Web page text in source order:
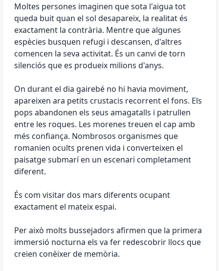
Moltes persones imaginen que sota l'aigua tot
queda buit quan el sol desapareix, la realitat és
exactament la contrària. Mentre que algunes
espècies busquen refugi i descansen, d'altres
comencen la seva activitat. És un canvi de torn
silenciós que es produeix milions d'anys.
On durant el dia gairebé no hi havia moviment,
apareixen ara petits crustacis recorrent el fons. Els
pops abandonen els seus amagatalls i patrullen
entre les roques. Les morenes treuen el cap amb
més confiança. Nombrosos organismes que
romanien ocults prenen vida i converteixen el
paisatge submarí en un escenari completament
diferent.
És com visitar dos mars diferents ocupant
exactament el mateix espai.
Per això molts bussejadors afirmen que la primera
immersió nocturna els va fer redescobrir llocs que
creien conèixer de memòria.